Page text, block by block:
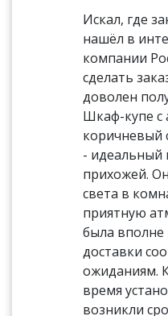
Искал, где
нашёл в
компании
сделать
доволен
Шкаф-купе с
коричневый
- идеальный
прихожей.
света в
приятную
была вполне
доставки
ожиданиям.
время
возникли